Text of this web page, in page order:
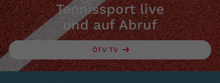
Tennissport live
und auf Abruf
ÖTV TV